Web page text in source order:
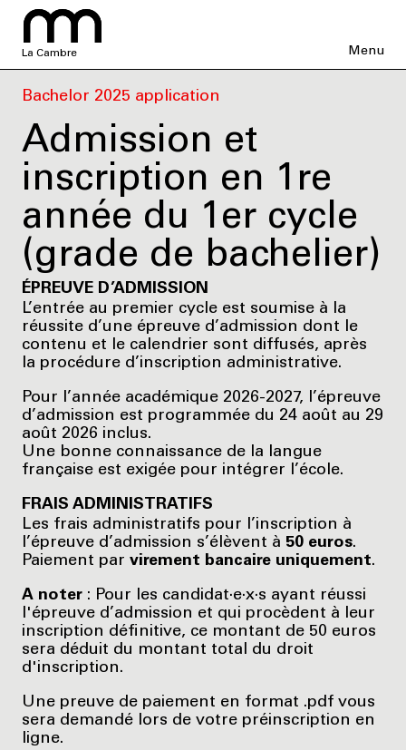
La Cambre Menu
Bachelor 2025 application
Admission et
inscription en 1re
année du 1er cycle
(grade de bachelier)
ÉPREUVE D’ADMISSION
L’entrée au premier cycle est soumise à la
réussite d’une épreuve d’admission dont le
contenu et le calendrier sont diffusés, après
la procédure d’inscription administrative.
Pour l’année académique 2026-2027, l’épreuve
d’admission est programmée du 24 août au 29
août 2026 inclus.
Une bonne connaissance de la langue
française est exigée pour intégrer l’école.
FRAIS ADMINISTRATIFS
Les frais administratifs pour l’inscription à
l’épreuve d’admission s’élèvent à 50 euros.
Paiement par virement bancaire uniquement.
A noter : Pour les candidat·e·x·s ayant réussi
l'épreuve d’admission et qui procèdent à leur
inscription définitive, ce montant de 50 euros
sera déduit du montant total du droit
d'inscription.
Une preuve de paiement en format .pdf vous
sera demandé lors de votre préinscription en
ligne.